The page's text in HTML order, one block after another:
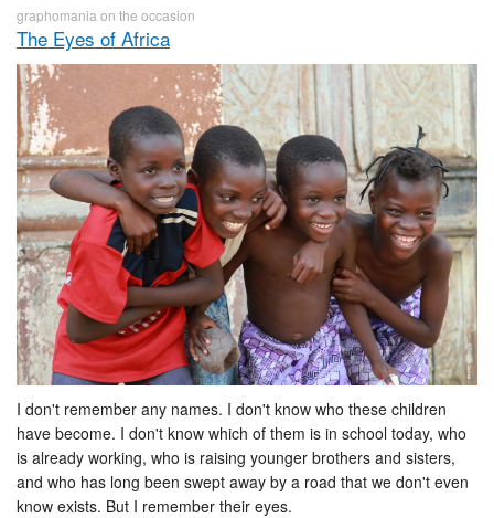
graphomania on the occasion
The Eyes of Africa
I don't remember any names. I don't know who these children
have become. I don't know which of them is in school today, who
is already working, who is raising younger brothers and sisters,
and who has long been swept away by a road that we don't even
know exists. But I remember their eyes.